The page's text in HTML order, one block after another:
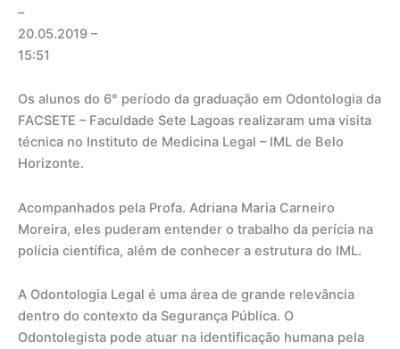
–
20.05.2019 –
15:51
Os alunos do 6° período da graduação em Odontologia da
FACSETE – Faculdade Sete Lagoas realizaram uma visita
técnica no Instituto de Medicina Legal – IML de Belo
Horizonte.
Acompanhados pela Profa. Adriana Maria Carneiro
Moreira, eles puderam entender o trabalho da perícia na
polícia científica, além de conhecer a estrutura do IML.
A Odontologia Legal é uma área de grande relevância
dentro do contexto da Segurança Pública. O
Odontolegista pode atuar na identificação humana pela